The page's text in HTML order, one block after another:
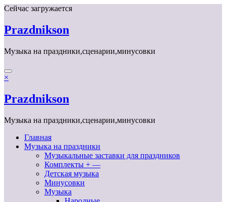
Перейти
содержимому
Сейчас загружается
Prazdnikson
Музыка на праздники,сценарии,минусовки
×
Prazdnikson
Музыка на праздники,сценарии,минусовки
Главная
Музыка на праздники
Музыкальные заставки для праздников
Комплекты + —
Детская музыка
Минусовки
Музыка